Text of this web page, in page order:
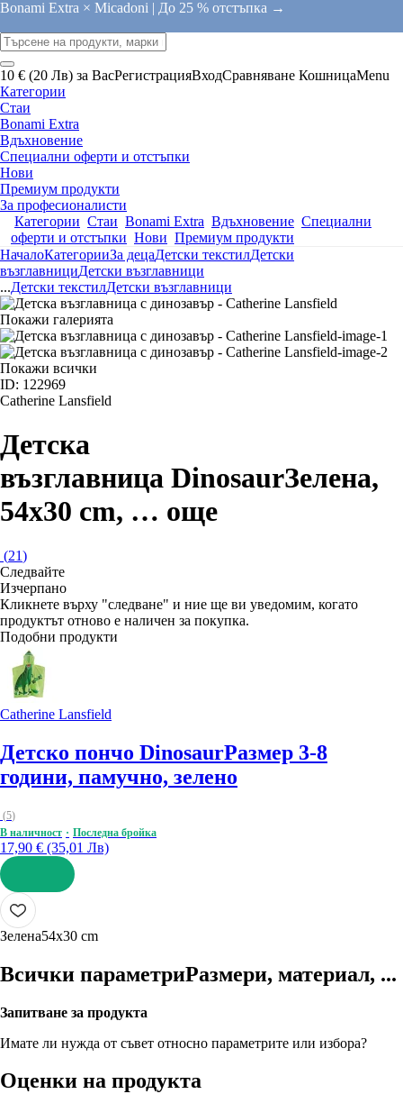
Bonami Extra × Micadoni | До 25 % отстъпка →
10 € (20 Лв) за ВасРегистрацияВходСравняване КошницаMenu
Категории
Стаи
Bonami Extra
Вдъхновение
Специални оферти и отстъпки
Нови
Премиум продукти
За професионалисти
Категории Стаи Bonami Extra Вдъхновение Специални
оферти и отстъпки Нови Премиум продукти
НачалоКатегорииЗа децаДетски текстилДетски
възглавнициДетски възглавници
...Детски текстилДетски възглавници
Покажи галерията
Покажи всички
ID: 122969
Catherine Lansfield
Детска
възглавница DinosaurЗелена,
54x30 cm, … още
(21)
Следвайте
Изчерпанo
Кликнете върху "следване" и ние ще ви уведомим, когато
продуктът отново е наличен за покупка.
Подобни продукти
Catherine Lansfield
Детско пончо DinosaurРазмер 3-8
години, памучно, зелено
(5)
В наличност
Последна бройка
17,90 € (35,01 Лв)
ДОБАВИ
Зелена54x30 cm
Всички параметриРазмери, материал, ...
Запитване за продукта
Имате ли нужда от съвет относно параметрите или избора?
Оценки на продукта